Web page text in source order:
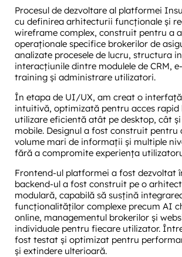
Procesul de dezvoltare al platformei
cu definirea arhitecturii funcționale și
wireframe complex, construit pentru a
operaționale specifice brokerilor de
analizate procesele de lucru, structura
interacțiunile dintre modulele de CRM,
training și administrare utilizatori.
În etapa de UI/UX, am creat o
intuitivă, optimizată pentru acces
utilizare eficientă atât pe desktop, cât
mobile. Designul a fost construit pentru
volume mari de informații și multiple
fără a compromite experiența
Frontend-ul platformei a fost dezvoltat
backend-ul a fost construit pe o
modulară, capabilă să susțină
funcționalităților complexe precum AI
online, managementul brokerilor și
individuale pentru fiecare utilizator.
fost testat și optimizat pentru
și extindere ulterioară.